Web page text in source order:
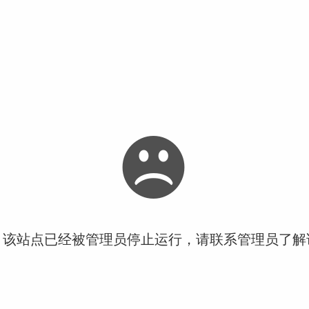
站点已经被管理员停止运行，请联系管理员了